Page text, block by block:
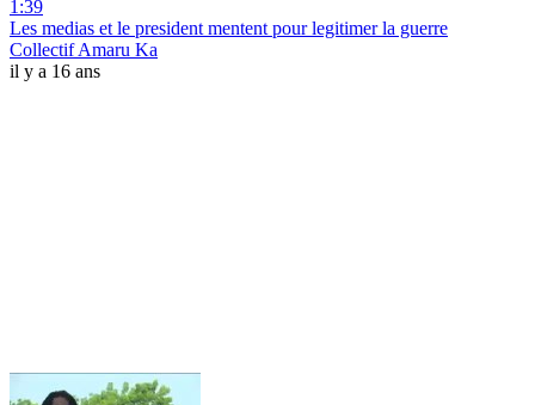
1:39
Les medias et le president mentent pour legitimer la guerre
Collectif Amaru Ka
il y a 16 ans